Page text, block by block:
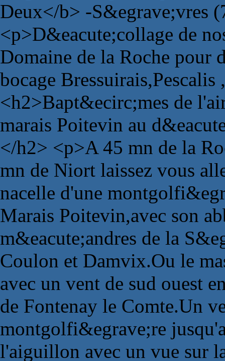
Deux</b> -S&egrave;vres
<p>D&eacute;collage de
Domaine de la Roche pour
bocage
<h2>Bapt&ecirc;mes de
marais Poitevin au
</h2> <p>A 45 mn de la
mn de Niort laissez vous
nacelle d'une
Marais Poitevin,avec son
m&eacute;andres de la
Coulon et Damvix.Ou le
avec un vent de sud ouest
de Fontenay le Comte.Un
montgolfi&egrave;re
l'aiguillon avec un vue sur